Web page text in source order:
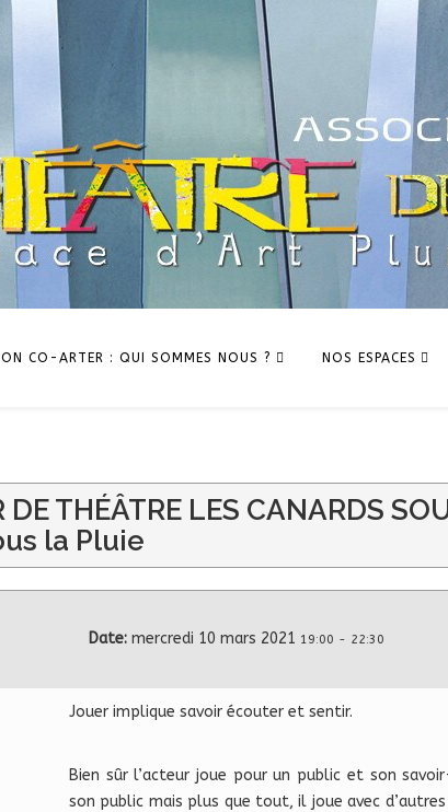
CO-ARTER : QUI SOMMES NOUS ? NOS ESPACES
THÉÂTRE LES CANARDS
la Pluie
Date: mercredi 10 mars 2021 19:00 - 22:30
Jouer implique savoir écouter et sentir.
Bien sûr l’acteur joue pour un public et son
son public mais plus que tout, il joue avec